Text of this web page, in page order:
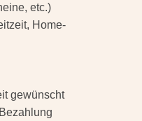
etc.)
Home-
gewünscht